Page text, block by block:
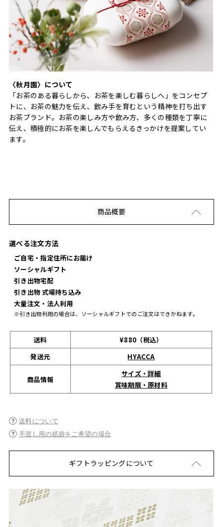
〈秋月園〉について
「お茶のある暮らしから、お茶を楽しむ暮らしへ」をコンセプ
トに、お茶の魅力を伝え、飲み手を育むという精神を打ち出す
お茶ブランド。お茶の楽しみ方や飲み方、多くの種類を丁寧に
伝え、積極的にお茶を楽しんでもらえるきっかけを提案してい
ます。
商品概要
選べる注文方法
ご自宅・指定住所にお届け
ソーシャルギフト
引き出物宅配
引き出物 式場持ち込み
大量注文・法人利用
※引き出物利用の場合は、ソーシャルギフトでのご注文はできかねます。
送料
¥880（税込）
発送元
HYACCA
商品情報
サイズ・詳細
賞味期限・原材料
送料について
手渡し用の紙袋をご希望の場合
ギフトラッピングについて